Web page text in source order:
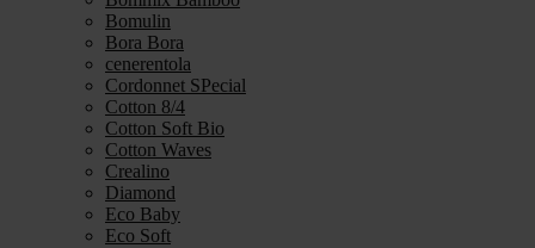
Bomulin
Bora Bora
cenerentola
Cordonnet SPecial
Cotton 8/4
Cotton Soft Bio
Cotton Waves
Crealino
Diamond
Eco Baby
Eco Soft